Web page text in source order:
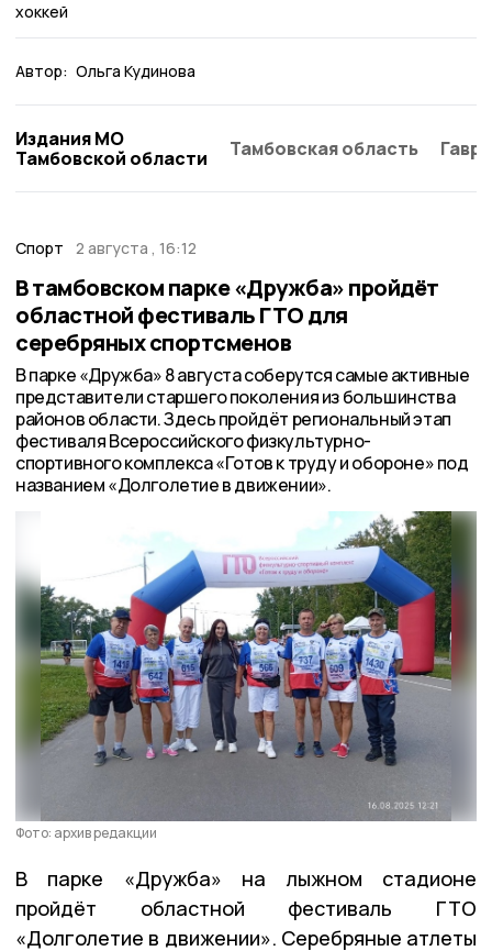
хоккей
Автор: Ольга Кудинова
Издания МО
Тамбовской области
Тамбовская область
Спорт 2 августа , 16:12
В тамбовском парке «Дружба» пройдёт
областной фестиваль ГТО для
серебряных спортсменов
В парке «Дружба» 8 августа соберутся самые активные
представители старшего поколения из большинства
районов области. Здесь пройдёт региональный этап
фестиваля Всероссийского физкультурно-
спортивного комплекса «Готов к труду и обороне» под
названием «Долголетие в движении».
Фото: архив редакции
В парке «Дружба» на лыжном стадионе
пройдёт областной фестиваль ГТО
«Долголетие в движении». Серебряные атлеты